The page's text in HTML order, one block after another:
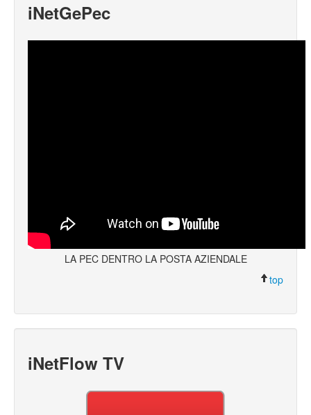
iNetGePec
LA PEC DENTRO LA POSTA AZIENDALE
top
iNetFlow TV